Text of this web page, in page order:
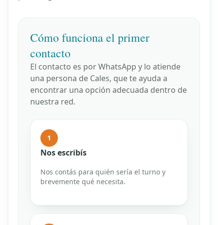
Cómo funciona el primer
contacto
El contacto es por WhatsApp y lo atiende
una persona de Cales, que te ayuda a
encontrar una opción adecuada dentro de
nuestra red.
1
Nos escribís
Nos contás para quién sería el turno y
brevemente qué necesita.